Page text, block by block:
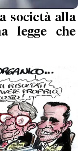
società alla
legge che